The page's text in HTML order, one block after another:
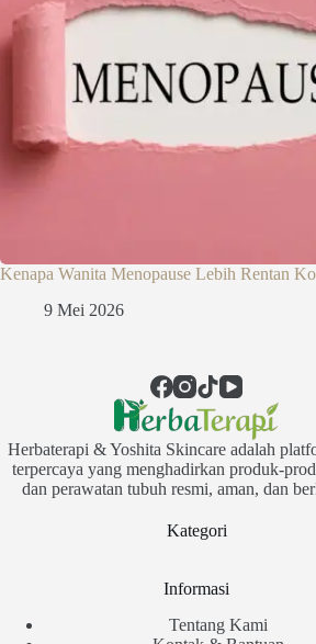
Kenapa Wanita Menopause Lebih Rentan
9 Mei 2026
Herbaterapi & Yoshita Skincare adalah
terpercaya yang menghadirkan produk-
dan perawatan tubuh resmi, aman, dan
Kategori
Informasi
Tentang Kami